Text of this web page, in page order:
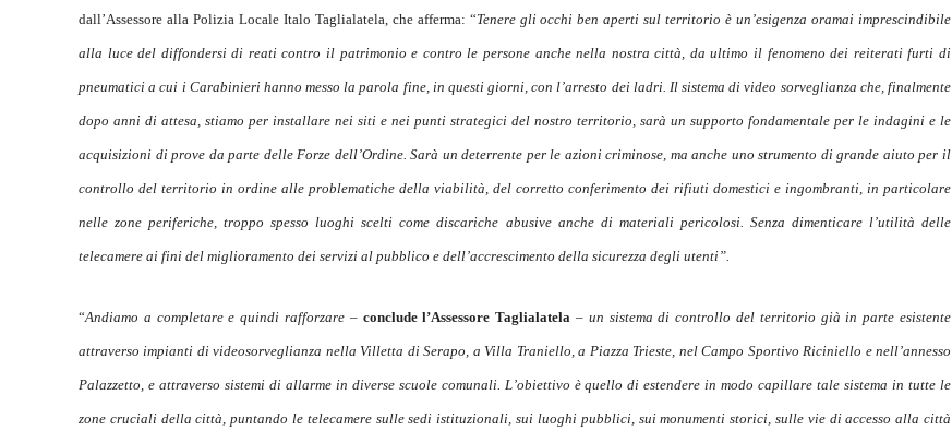
dall’Assessore alla Polizia Locale Italo Taglialatela, che afferma: “Tenere gli occhi ben aperti sul territorio è un’esigenza oramai imprescindibile
alla luce del diffondersi di reati contro il patrimonio e contro le persone anche nella nostra città, da ultimo il fenomeno dei reiterati furti di
pneumatici a cui i Carabinieri hanno messo la parola fine, in questi giorni, con l’arresto dei ladri. Il sistema di video sorveglianza che, finalmente
dopo anni di attesa, stiamo per installare nei siti e nei punti strategici del nostro territorio, sarà un supporto fondamentale per le indagini e le
acquisizioni di prove da parte delle Forze dell’Ordine. Sarà un deterrente per le azioni criminose, ma anche uno strumento di grande aiuto per il
controllo del territorio in ordine alle problematiche della viabilità, del corretto conferimento dei rifiuti domestici e ingombranti, in particolare
nelle zone periferiche, troppo spesso luoghi scelti come discariche abusive anche di materiali pericolosi. Senza dimenticare l’utilità delle
telecamere ai fini del miglioramento dei servizi al pubblico e dell’accrescimento della sicurezza degli utenti”.
“Andiamo a completare e quindi rafforzare – conclude l’Assessore Taglialatela – un sistema di controllo del territorio già in parte esistente
attraverso impianti di videosorveglianza nella Villetta di Serapo, a Villa Traniello, a Piazza Trieste, nel Campo Sportivo Riciniello e nell’annesso
Palazzetto, e attraverso sistemi di allarme in diverse scuole comunali. L’obiettivo è quello di estendere in modo capillare tale sistema in tutte le
zone cruciali della città, puntando le telecamere sulle sedi istituzionali, sui luoghi pubblici, sui monumenti storici, sulle vie di accesso alla città